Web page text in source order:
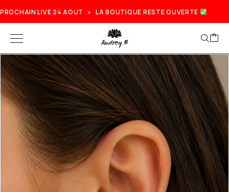
PROCHAIN LIVE 24 AOUT » LA BOUTIQUE RESTE OUVERTE